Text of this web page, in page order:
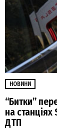
НОВИНИ
“Битки”
на
ДТП